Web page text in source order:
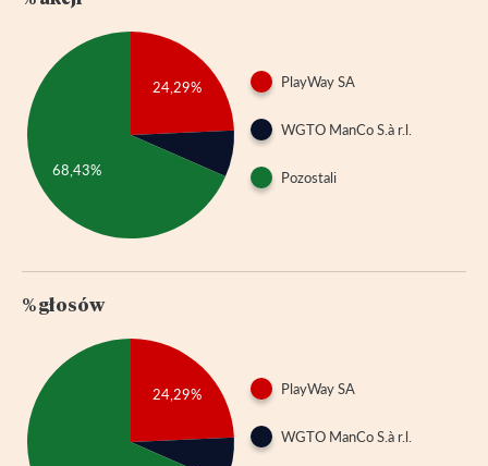
24,29%
68,43%
PlayWay SA
WGTO ManCo S.à r.l.
Pozostali
% głosów
24,29% PlayWay SA
WGTO ManCo S.à r.l.